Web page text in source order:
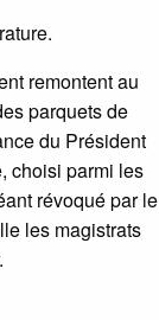
remontent au
parquets de
du Président
choisi parmi les
révoqué par le
les magistrats